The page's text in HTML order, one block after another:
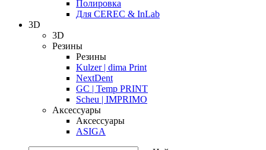
Полировка
Для CEREC & InLab
3D
3D
Резины
Резины
Kulzer | dima Print
NextDent
GC | Temp PRINT
Scheu | IMPRIMO
Аксессуары
Аксессуары
ASIGA